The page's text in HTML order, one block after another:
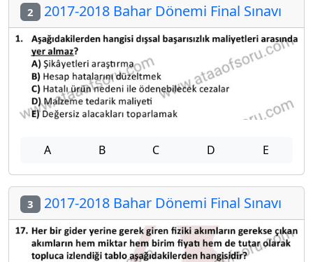
2 2017-2018 Bahar Dönemi Final Sınavı
A B C D E
3 2017-2018 Bahar Dönemi Final Sınavı